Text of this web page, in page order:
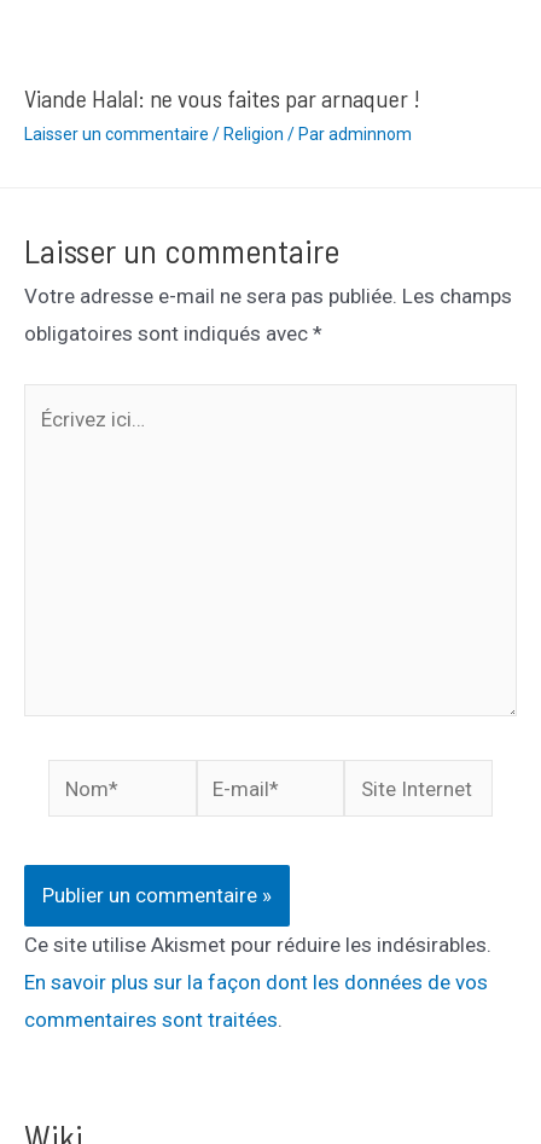
Viande Halal: ne vous faites par arnaquer !
Laisser un commentaire / Religion / Paradminnom
Laisser un commentaire
Votre adresse e-mail ne sera pas publiée. Les champs
obligatoires sont indiqués avec *
Nom*
mail*
Site
Internet
Ce site utilise Akismet pour réduire les indésirables.
En savoir plus sur la façon dont les données de vos
commentaires sont traitées.